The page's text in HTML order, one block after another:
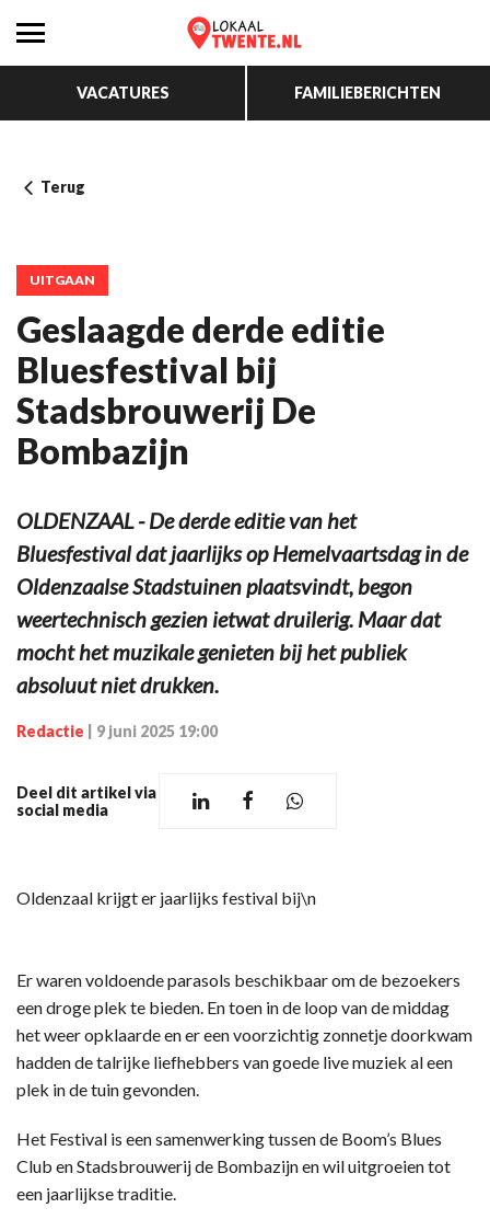
VACATURES FAMILIEBERICHTEN
Terug
UITGAAN
Geslaagde derde editie
Bluesfestival bij
Stadsbrouwerij De
Bombazijn
OLDENZAAL - De derde editie van het
Bluesfestival dat jaarlijks op Hemelvaartsdag in de
Oldenzaalse Stadstuinen plaatsvindt, begon
weertechnisch gezien ietwat druilerig. Maar dat
mocht het muzikale genieten bij het publiek
absoluut niet drukken.
Redactie 9 juni 2025 19:00
Deel dit artikel via
social media
Oldenzaal krijgt er jaarlijks festival bij\n
Er waren voldoende parasols beschikbaar om de bezoekers
een droge plek te bieden. En toen in de loop van de middag
het weer opklaarde en er een voorzichtig zonnetje doorkwam
hadden de talrijke liefhebbers van goede live muziek al een
plek in de tuin gevonden.
Het Festival is een samenwerking tussen de Boom’s Blues
Club en Stadsbrouwerij de Bombazijn en wil uitgroeien tot
een jaarlijkse traditie.